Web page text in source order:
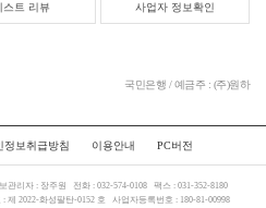
스트 리뷰 사업자 정보확인
국민은행 / 예금주 : (주)원하
정보취급방침 이용안내 PC버전
관리자 : 장주원 전화 : 032-574-0108 팩스 : 031-352-8180
: 제 2022-화성팔탄-0152 호 사업자등록번호 : 180-81-00998